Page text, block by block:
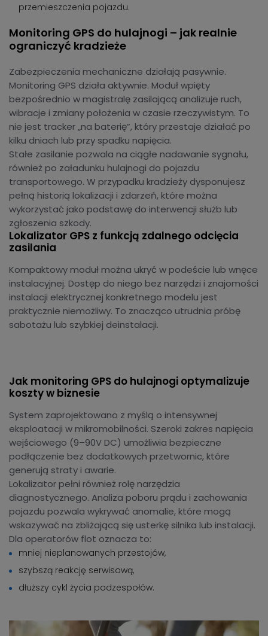
przemieszczenia pojazdu.
Monitoring GPS do hulajnogi – jak realnie
ograniczyć kradzieże
Zabezpieczenia mechaniczne działają pasywnie.
Monitoring GPS działa aktywnie. Moduł wpięty
bezpośrednio w magistralę zasilającą analizuje ruch,
wibracje i zmiany położenia w czasie rzeczywistym. To
nie jest tracker „na baterię”, który przestaje działać po
kilku dniach lub przy spadku napięcia.
Stałe zasilanie pozwala na ciągłe nadawanie sygnału,
również po załadunku hulajnogi do pojazdu
transportowego. W przypadku kradzieży dysponujesz
pełną historią lokalizacji i zdarzeń, które można
wykorzystać jako podstawę do interwencji służb lub
zgłoszenia szkody.
Lokalizator GPS z funkcją zdalnego odcięcia
zasilania
Kompaktowy moduł można ukryć w podeście lub wnęce
instalacyjnej. Dostęp do niego bez narzędzi i znajomości
instalacji elektrycznej konkretnego modelu jest
praktycznie niemożliwy. To znacząco utrudnia próbę
sabotażu lub szybkiej deinstalacji.
Jak monitoring GPS do hulajnogi optymalizuje
koszty w biznesie
System zaprojektowano z myślą o intensywnej
eksploatacji w mikromobilności. Szeroki zakres napięcia
wejściowego (9–90V DC) umożliwia bezpieczne
podłączenie bez dodatkowych przetwornic, które
generują straty i awarie.
Lokalizator pełni również rolę narzędzia
diagnostycznego. Analiza poboru prądu i zachowania
pojazdu pozwala wykrywać anomalie, które mogą
wskazywać na zbliżającą się usterkę silnika lub instalacji.
Dla operatorów flot oznacza to:
mniej nieplanowanych przestojów,
szybszą reakcję serwisową,
dłuższy cykl życia podzespołów.